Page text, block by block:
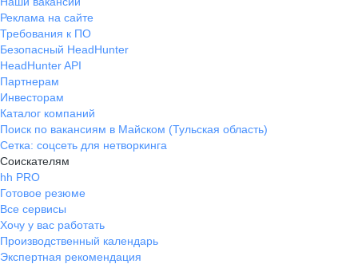
Реклама на сайте
Требования к ПО
Безопасный HeadHunter
HeadHunter API
Партнерам
Инвесторам
Каталог компаний
Поиск по вакансиям в Майском (Тульская область)
Сетка: соцсеть для нетворкинга
Соискателям
hh PRO
Готовое резюме
Все сервисы
Хочу у вас работать
Производственный календарь
Экспертная рекомендация